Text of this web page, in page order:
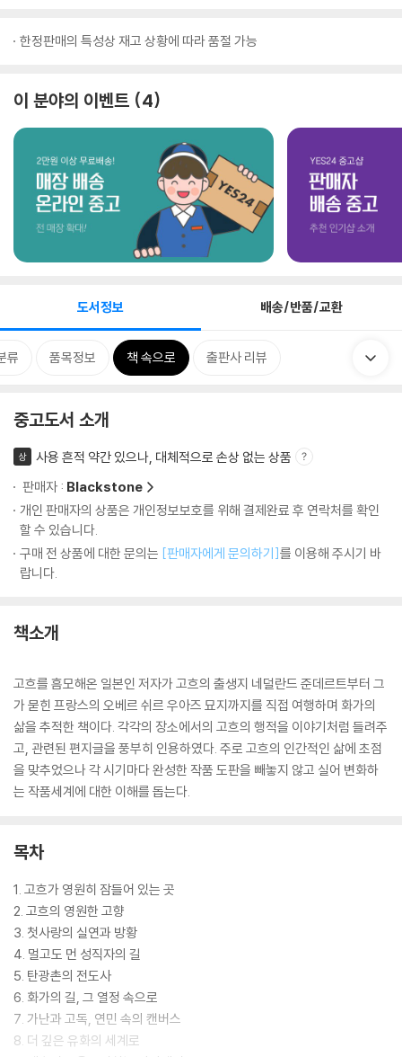
한정판매의 특성상 재고 상황에 따라 품절 가능
이 분야의 이벤트 4
도서정보 배송/반품/교환
류 품목정보 책 속으로 출판사 리뷰
중고도서 소개
상
사용 흔적 약간 있으나, 대체적으로 손상 없는 상품
판매자 : Blackstone
개인 판매자의 상품은 개인정보보호를 위해 결제완료 후 연락처를 확인
할 수 있습니다.
구매 전 상품에 대한 문의는 [판매자에게 문의하기]를 이용해 주시기 바
랍니다.
책소개
고흐를 흠모해온 일본인 저자가 고흐의 출생지 네덜란드 준데르트부터 그
가 묻힌 프랑스의 오베르 쉬르 우아즈 묘지까지를 직접 여행하며 화가의
삶을 추적한 책이다. 각각의 장소에서의 고흐의 행적을 이야기처럼 들려주
고, 관련된 편지글을 풍부히 인용하였다. 주로 고흐의 인간적인 삶에 초점
을 맞추었으나 각 시기마다 완성한 작품 도판을 빼놓지 않고 실어 변화하
는 작품세계에 대한 이해를 돕는다.
목차
1. 고흐가 영원히 잠들어 있는 곳
2. 고흐의 영원한 고향
3. 첫사랑의 실연과 방황
4. 멀고도 먼 성직자의 길
5. 탄광촌의 전도사
6. 화가의 길, 그 열정 속으로
7. 가난과 고독, 연민 속의 캔버스
8. 더 깊은 유화의 세계로